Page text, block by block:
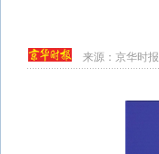
来源：京华时报